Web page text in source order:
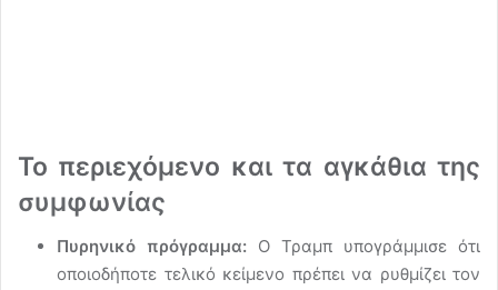
Το περιεχόμενο και τα αγκάθια της
συμφωνίας
Πυρηνικό πρόγραμμα: Ο Τραμπ υπογράμμισε ότι
οποιοδήποτε τελικό κείμενο πρέπει να ρυθμίζει τον